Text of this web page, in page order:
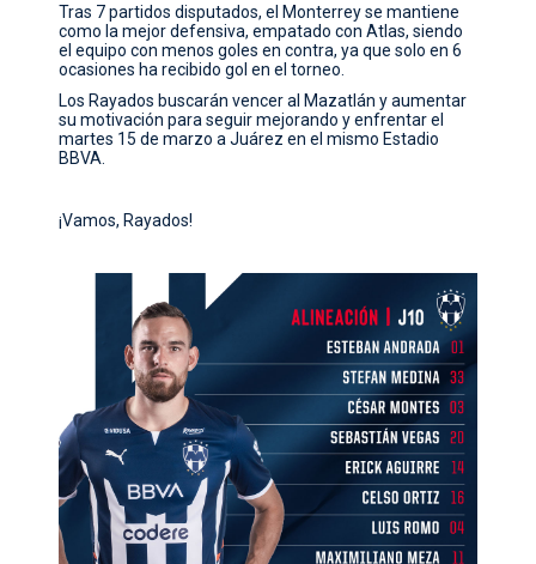
Tras 7 partidos disputados, el Monterrey se mantiene
como la mejor defensiva, empatado con Atlas, siendo
el equipo con menos goles en contra, ya que solo en 6
ocasiones ha recibido gol en el torneo.
Los Rayados buscarán vencer al Mazatlán y aumentar
su motivación para seguir mejorando y enfrentar el
martes 15 de marzo a Juárez en el mismo Estadio
BBVA.
¡Vamos, Rayados!